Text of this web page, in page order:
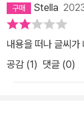
Stella
내용을 떠나 글씨가
공감 (1) 댓글 (0)